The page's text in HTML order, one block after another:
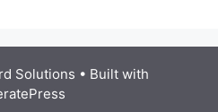
Solutions • Built with